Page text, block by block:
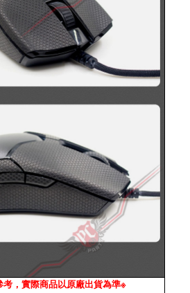
，實際商品以原廠出貨為準※